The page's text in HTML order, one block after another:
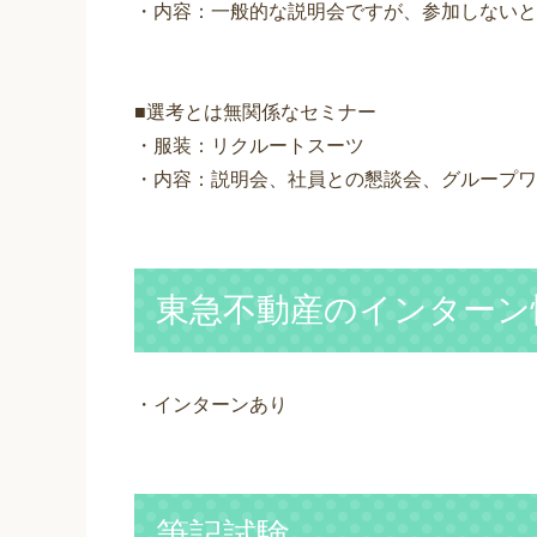
・内容：一般的な説明会ですが、参加しない
■選考とは無関係なセミナー
・服装：リクルートスーツ
・内容：説明会、社員との懇談会、グループ
東急不動産のインター
・インターンあり